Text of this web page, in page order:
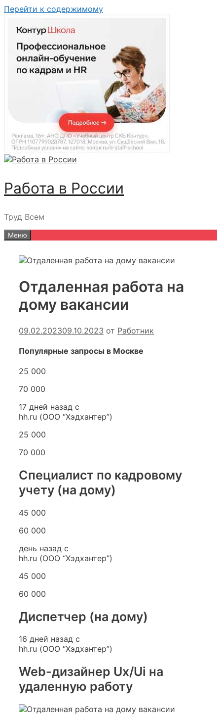
Перейти к содержимому
Работа в России
Труд Всем
Меню
Отдаленная работа на
дому вакансии
09.02.202309.10.2023 от Работник
Популярные запросы в Москве
25 000
70 000
17 дней назад с
hh.ru (ООО “Хэдхантер”)
25 000
70 000
Специалист по кадровому
учету (на дому)
45 000
60 000
день назад с
hh.ru (ООО “Хэдхантер”)
45 000
60 000
Диспетчер (на дому)
16 дней назад с
hh.ru (ООО “Хэдхантер”)
Web-дизайнер Ux/Ui на
удаленную работу